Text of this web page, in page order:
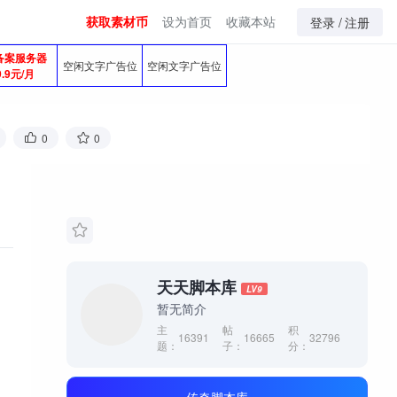
获取素材币 设为首页 收藏本站 登录 /注册
案服务器
元/月
空闲文字广告位 空闲文字广告位
0 0
天天脚本库 LV9
暂无简介
主
题：
16391
帖
子：
16665
积
分：
32796